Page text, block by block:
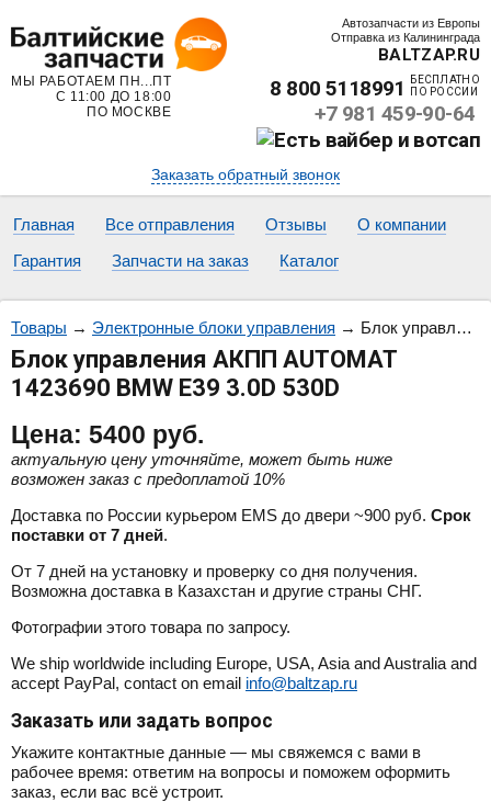
Автозапчасти из Европы
Отправка из Калининграда
BALTZAP.RU
МЫ РАБОТАЕМ ПН...ПТ
С 11:00 ДО 18:00
ПО МОСКВЕ
8 800 5118991
БЕСПЛАТНО
ПО РОССИИ
+7 981 459-90-64
Заказать обратный звонок
Главная Все отправления Отзывы
О компании
Гарантия
Запчасти на заказ Каталог
Товары → Электронные блоки управления → Блок управления АКПП AUTOMAT 1423690 BMW E39 3.0D 530D
Блок управления АКПП AUTOMAT
1423690 BMW E39 3.0D 530D
Цена: 5400 руб.
актуальную цену уточняйте, может быть ниже
возможен заказ с предоплатой 10%
Доставка по России курьером EMS до двери ~900 руб. Срок
поставки от 7 дней.
От 7 дней на установку и проверку со дня получения.
Возможна доставка в Казахстан и другие страны СНГ.
Фотографии этого товара по запросу.
We ship worldwide including Europe, USA, Asia and Australia and
accept PayPal, contact on email info@baltzap.ru
Заказать или задать вопрос
Укажите контактные данные — мы свяжемся с вами в
рабочее время: ответим на вопросы и поможем оформить
заказ, если вас всё устроит.